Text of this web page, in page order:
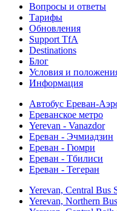
Вопросы и ответы
Тарифы
Обновления
Support TfA
Destinations
Блог
Условия и
Информация
Автобус Ереван-
Ереванское метро
Yerevan - Vanazdor
Ереван - Эчмиадзин
Ереван - Гюмри
Ереван - Тбилиси
Ереван - Тегеран
Yerevan, Central Bus
Yerevan, Northern